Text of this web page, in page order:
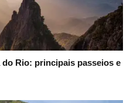
Rio: principais passeios e